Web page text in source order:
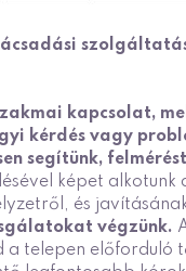
kapcsolat,
kérdés vagy
segítünk,
képet alkotunk
és
végzünk.
a telepen előforduló